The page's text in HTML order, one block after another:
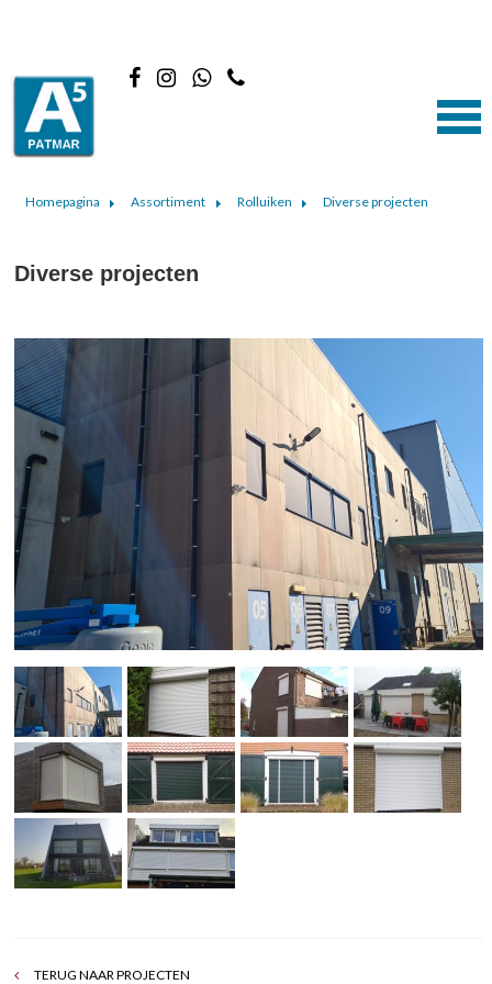
Homepagina Assortiment Rolluiken Diverse projecten
TERUG NAAR PROJECTEN
Diverse projecten